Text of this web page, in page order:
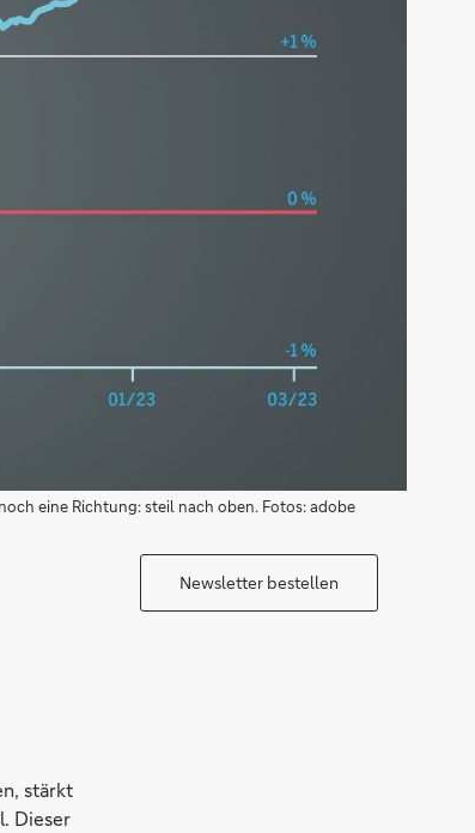
eine Richtung: steil nach oben. Fotos: adobe
Newsletter bestellen
stärkt
Dieser